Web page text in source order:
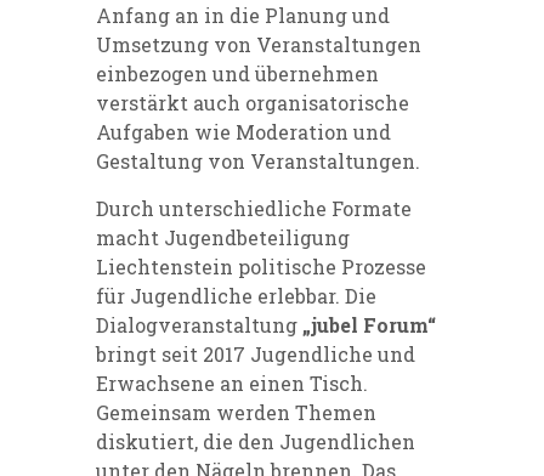
Anfang an in die Planung und
Umsetzung von Veranstaltungen
einbezogen und übernehmen
verstärkt auch organisatorische
Aufgaben wie Moderation und
Gestaltung von Veranstaltungen.
Durch unterschiedliche Formate
macht Jugendbeteiligung
Liechtenstein politische Prozesse
für Jugendliche erlebbar. Die
Dialogveranstaltung „jubel Forum“
bringt seit 2017 Jugendliche und
Erwachsene an einen Tisch.
Gemeinsam werden Themen
diskutiert, die den Jugendlichen
unter den Nägeln brennen. Das